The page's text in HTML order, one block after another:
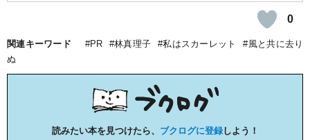
0
関連キーワード PR 林真理子 私はスカーレット
風と共に去り
ぬ
読みたい本を見つけたら、 ブクログに登録しよう！